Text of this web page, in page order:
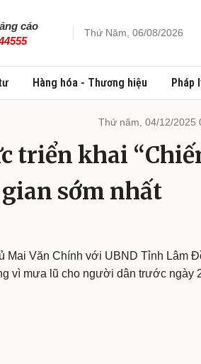
cáo
Thứ Năm, 06/08/2026
Hàng hóa - Thương hiệu Pháp
Thứ năm, 04/12/2025
triển khai
sớm nhất
Mai Văn Chính với UBND Tỉnh Lâm
vì mưa lũ cho người dân trước ngày